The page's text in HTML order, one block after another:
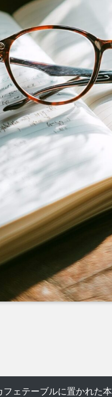
フェテーブルに置かれた